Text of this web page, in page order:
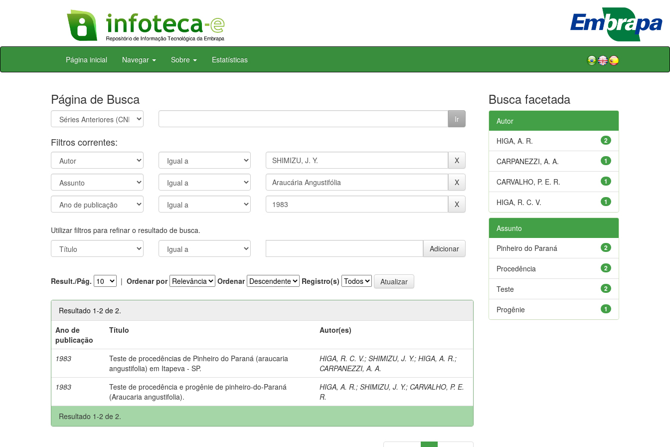
Skip
Página inicial Navegar Sobre Estatísticas
Página de Busca
Filtros correntes:
Utilizar filtros para refinar o resultado de busca.
Result./Pág. | Ordenar por Ordenar Registro(s)
Resultado 1-2 de 2.
Ano de
publicação
Título Autor(es)
1983
Teste de procedências de Pinheiro do Paraná (araucaria
angustifolia) em Itapeva - SP.
HIGA, R. C. V.;SHIMIZU, J. Y.;HIGA, A. R.;
CARPANEZZI, A. A.
1983
Teste de procedência e progênie de pinheiro-do-Paraná
(Araucaria angustifolia).
HIGA, A. R.;SHIMIZU, J. Y.; CARVALHO, P. E.
R.
Resultado 1-2 de 2.
Busca facetada
Autor
2
HIGA, A. R.
1
CARPANEZZI, A. A.
1
CARVALHO, P. E. R.
1
HIGA, R. C. V.
Assunto
2
Pinheiro do Paraná
2
Procedência
2
Teste
1
Progênie